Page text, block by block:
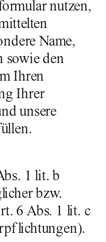
nutzen,
Name,
sowie den
Ihren
Ihrer
unsere
1 lit. b
bzw.
6 Abs. 1 lit. c